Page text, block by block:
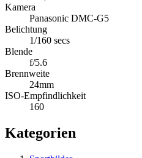
Kamera
Panasonic DMC-G5
Belichtung
1/160 secs
Blende
f/5.6
Brennweite
24mm
ISO-Empfindlichkeit
160
Kategorien